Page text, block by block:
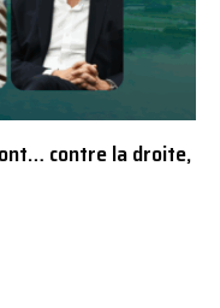
contre la droite,